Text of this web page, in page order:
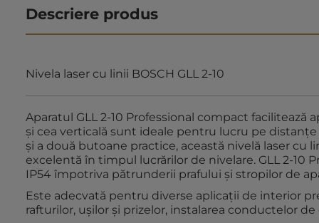
Descriere produs
Nivela laser cu linii BOSCH GLL 2-10
Aparatul GLL 2-10 Professional compact facilitează
şi cea verticală sunt ideale pentru lucru pe
şi a două butoane practice, această nivelă laser cu
excelentă în timpul lucrărilor de nivelare. GLL 2-10
IP54 împotriva pătrunderii prafului şi stropilor de
Este adecvată pentru diverse aplicaţii de interior
rafturilor, uşilor şi prizelor, instalarea conductelor